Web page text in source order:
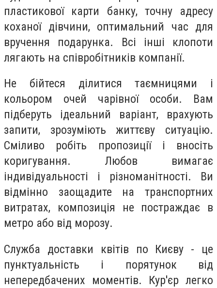
пластикової карти банку, точну адресу
коханої дівчини, оптимальний час для
вручення подарунка. Всі інші клопоти
лягають на співробітників компанії.
Не бійтеся ділитися таємницями і
кольором очей чарівної особи. Вам
підберуть ідеальний варіант, врахують
запити, зрозуміють життєву ситуацію.
Сміливо робіть пропозиції і вносіть
коригування. Любов вимагає
індивідуальності і різноманітності. Ви
відмінно заощадите на транспортних
витратах, композиція не постраждає в
метро або від морозу.
Служба доставки квітів по Києву - це
пунктуальність і порятунок від
непередбачених моментів. Кур'єр легко